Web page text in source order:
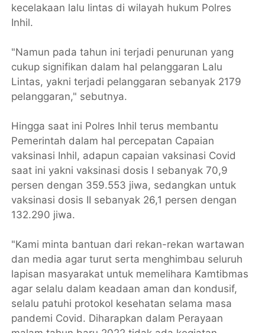
kecelakaan lalu lintas di wilayah hukum Polres
Inhil.
"Namun pada tahun ini terjadi penurunan yang
cukup signifikan dalam hal pelanggaran Lalu
Lintas, yakni terjadi pelanggaran sebanyak 2179
pelanggaran," sebutnya.
Hingga saat ini Polres Inhil terus membantu
Pemerintah dalam hal percepatan Capaian
vaksinasi Inhil, adapun capaian vaksinasi Covid
saat ini yakni vaksinasi dosis I sebanyak 70,9
persen dengan 359.553 jiwa, sedangkan untuk
vaksinasi dosis II sebanyak 26,1 persen dengan
132.290 jiwa.
"Kami minta bantuan dari rekan-rekan wartawan
dan media agar turut serta menghimbau seluruh
lapisan masyarakat untuk memelihara Kamtibmas
agar selalu dalam keadaan aman dan kondusif,
selalu patuhi protokol kesehatan selama masa
pandemi Covid. Diharapkan dalam Perayaan